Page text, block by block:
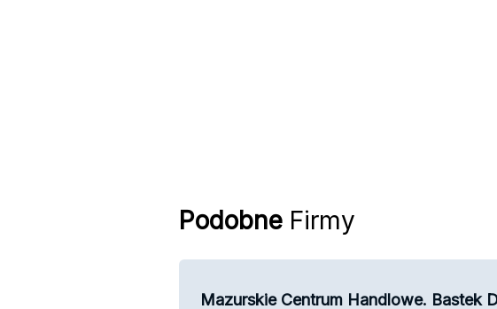
PodobneFirmy
Mazurskie Centrum Handlowe. Bastek